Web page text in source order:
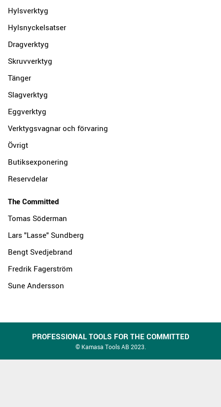
Hylsverktyg
Hylsnyckelsatser
Dragverktyg
Skruvverktyg
Tänger
Slagverktyg
Eggverktyg
Verktygsvagnar och förvaring
Övrigt
Butiksexponering
Reservdelar
The Committed
Tomas Söderman
Lars "Lasse" Sundberg
Bengt Svedjebrand
Fredrik Fagerström
Sune Andersson
PROFESSIONAL TOOLS FOR THE COMMITTED
© Kamasa Tools AB 2023.